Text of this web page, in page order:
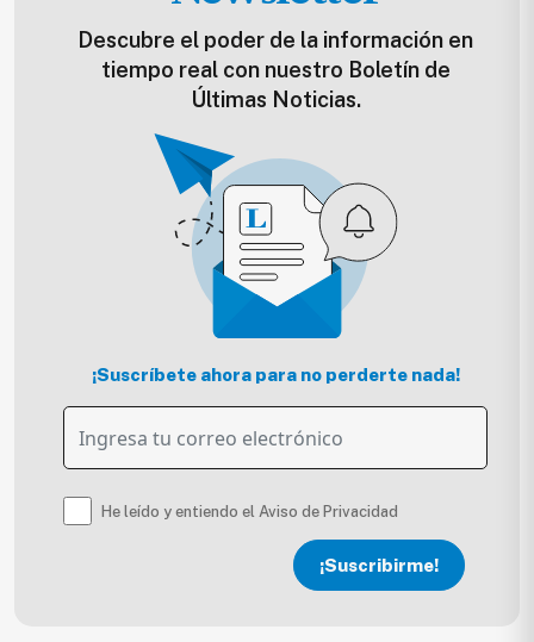
Descubre el poder de la información en
tiempo real con nuestro Boletín de
Últimas Noticias.
¡Suscríbete ahora para no perderte nada!
He leído y entiendo el Aviso de Privacidad
¡Suscribirme!